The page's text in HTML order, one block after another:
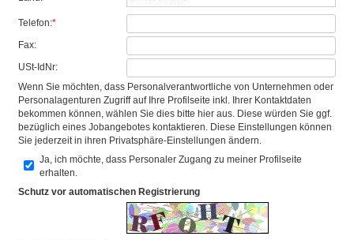
Telefon:*
Fax:
USt-IdNr:
Wenn Sie möchten, dass Personalverantwortliche von Unternehmen oder
Personalagenturen Zugriff auf Ihre Profilseite inkl. Ihrer Kontaktdaten
bekommen können, wählen Sie dies bitte hier aus. Diese würden Sie ggf.
bezüglich eines Jobangebotes kontaktieren. Diese Einstellungen können
Sie jederzeit in ihren Privatsphäre-Einstellungen ändern.
Ja, ich möchte, dass Personaler Zugang zu meiner Profilseite
erhalten.
Schutz vor automatischen Registrierung